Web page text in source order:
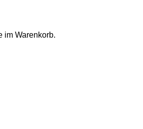
im Warenkorb.